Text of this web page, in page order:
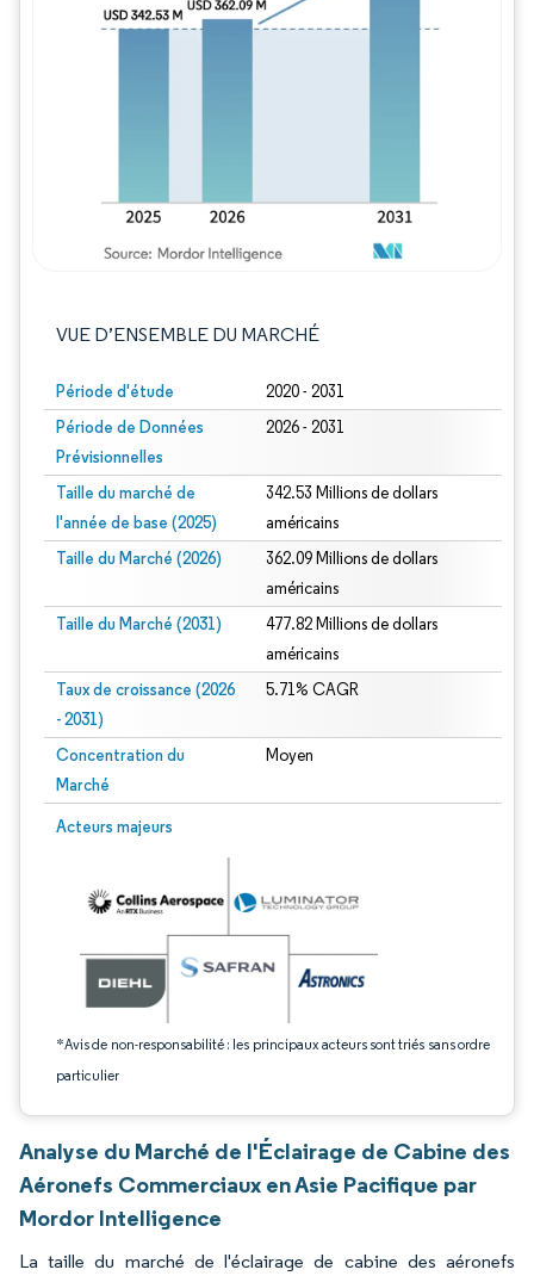
VUE D’ENSEMBLE DU MARCHÉ
Période d'étude 2020 - 2031
Période de Données
Prévisionnelles
2026 - 2031
Taille du marché de
l'année de base (2025)
342.53 Millions de dollars
américains
Taille du Marché (2026)
362.09 Millions de dollars
américains
Taille du Marché (2031)
477.82 Millions de dollars
américains
Taux de croissance (2026
- 2031)
5.71% CAGR
Concentration du
Marché
Moyen
Acteurs majeurs
*Avis de non-responsabilité : les principaux acteurs sont triés sans ordre
particulier
Image © Mordor Intelligence. La réutilisation nécessite une attribution sous CC
Analyse du Marché de l'Éclairage de Cabine des
Aéronefs Commerciaux en Asie Pacifique par
Mordor Intelligence
La taille du marché de l'éclairage de cabine des aéronefs